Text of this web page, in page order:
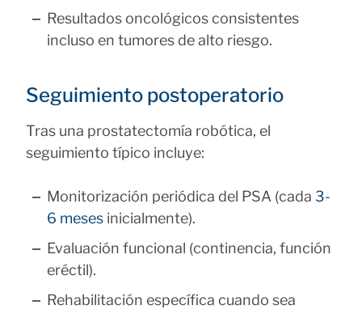
Resultados oncológicos consistentes
incluso en tumores de alto riesgo.
Seguimiento postoperatorio
Tras una prostatectomía robótica, el
seguimiento típico incluye:
Monitorización periódica del PSA (cada 3-
6 meses inicialmente).
Evaluación funcional (continencia, función
eréctil).
Rehabilitación específica cuando sea